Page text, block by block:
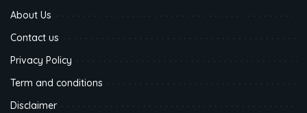
About Us
Contact us
Privacy Policy
Term and conditions
Disclaimer